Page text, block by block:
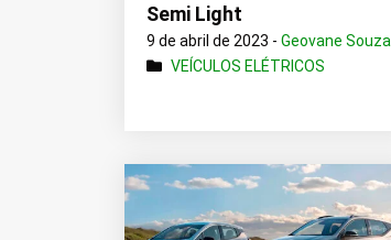
Semi Light
9 de abril de 2023 -Geovane Souza
VEÍCULOS ELÉTRICOS